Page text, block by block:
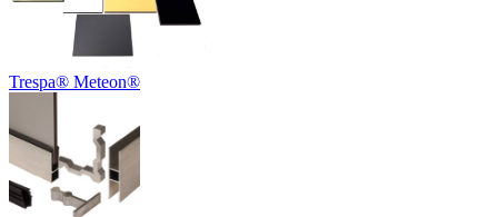
Trespa® Meteon®